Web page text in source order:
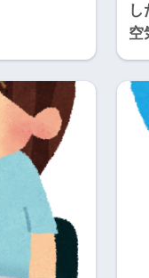
し
空